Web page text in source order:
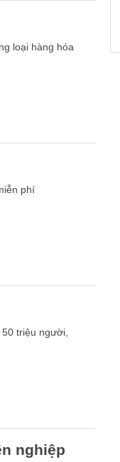
loại hàng hóa
phí
triệu người,
nghiệp